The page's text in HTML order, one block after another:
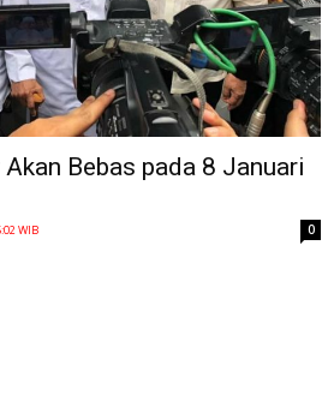
Akan Bebas pada 8 Januari
WIB 0